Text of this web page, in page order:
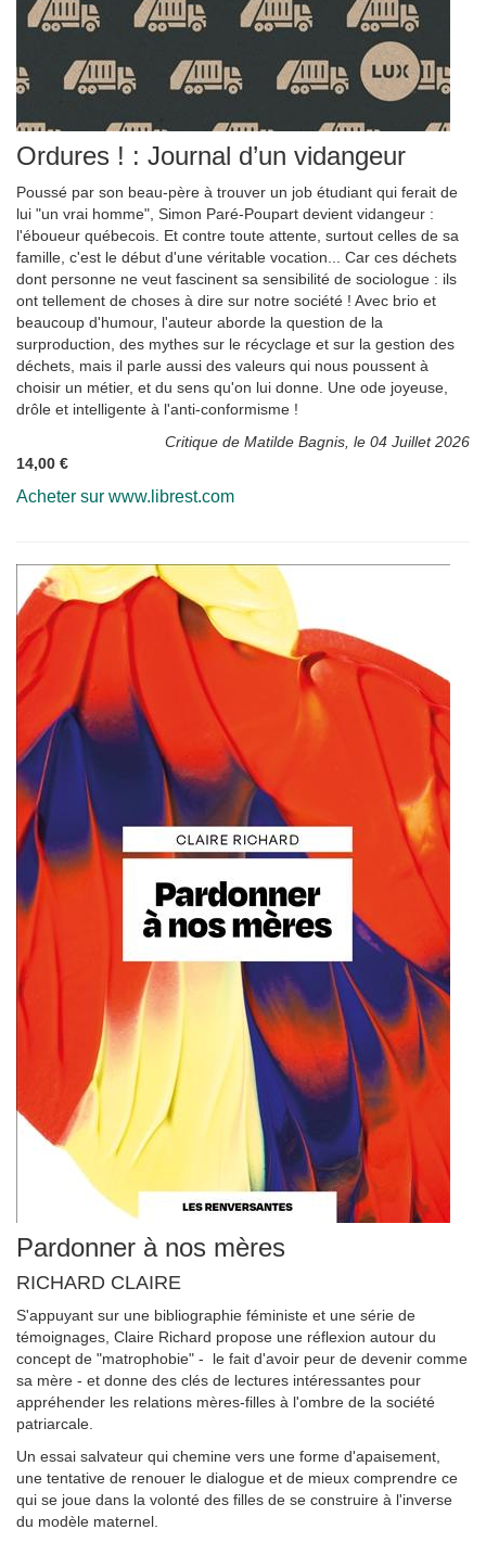
Ordures ! : Journal d’un vidangeur
Poussé par son beau-père à trouver un job étudiant qui ferait de
lui "un vrai homme", Simon Paré-Poupart devient vidangeur :
l'éboueur québecois. Et contre toute attente, surtout celles de sa
famille, c'est le début d'une véritable vocation... Car ces déchets
dont personne ne veut fascinent sa sensibilité de sociologue : ils
ont tellement de choses à dire sur notre société ! Avec brio et
beaucoup d'humour, l'auteur aborde la question de la
surproduction, des mythes sur le récyclage et sur la gestion des
déchets, mais il parle aussi des valeurs qui nous poussent à
choisir un métier, et du sens qu'on lui donne. Une ode joyeuse,
drôle et intelligente à l'anti-conformisme !
Critique de Matilde Bagnis, le 04 Juillet 2026
14,00 €
Acheter sur www.librest.com
Pardonner à nos mères
RICHARD CLAIRE
S'appuyant sur une bibliographie féministe et une série de
témoignages, Claire Richard propose une réflexion autour du
concept de "matrophobie" - le fait d'avoir peur de devenir comme
sa mère - et donne des clés de lectures intéressantes pour
appréhender les relations mères-filles à l'ombre de la société
patriarcale.
Un essai salvateur qui chemine vers une forme d'apaisement,
une tentative de renouer le dialogue et de mieux comprendre ce
qui se joue dans la volonté des filles de se construire à l'inverse
du modèle maternel.